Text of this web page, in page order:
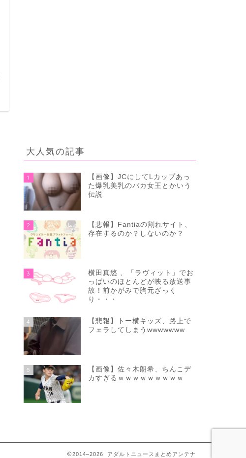
大人気の記事
1
【画像】JCにしてLカップあっ
た爆乳美乳のバカ女王とかいう
伝説
2
【悲報】Fantiaの割れサイト、
存在するのか？しないのか？
3
横田真悠 、「ラヴィット」でお
っぱいのほとんどが映る放送事
故！前かがみで胸元ざっく
り・・・
4
【悲報】トー横キッズ、路上で
フェラしてしまうwwwwwww
5
【画像】佐々木朗希、ちんこデ
カすぎるｗｗｗｗｗｗｗｗｗ
2014–2026 アダルトニュースまとめアンテナ